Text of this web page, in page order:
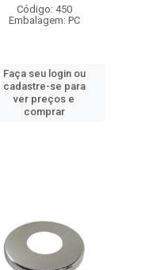
Código: 450
Embalagem: PC
Faça seu login ou
cadastre-se para
ver preços e
comprar